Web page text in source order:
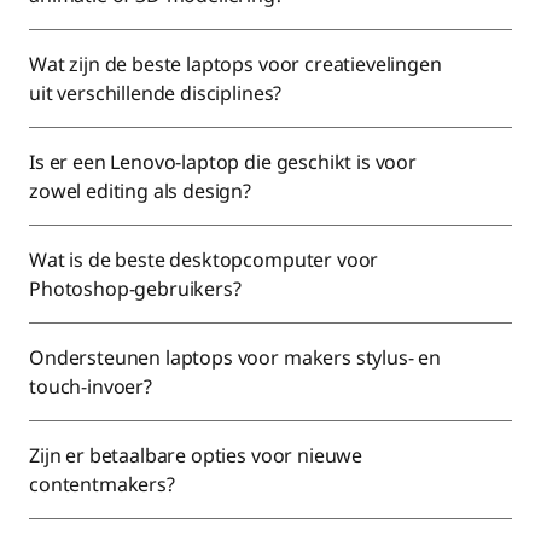
Wat zijn de beste laptops voor creatievelingen
uit verschillende disciplines?
Is er een Lenovo-laptop die geschikt is voor
zowel editing als design?
Wat is de beste desktopcomputer voor
Photoshop-gebruikers?
Ondersteunen laptops voor makers stylus- en
touch-invoer?
Zijn er betaalbare opties voor nieuwe
contentmakers?